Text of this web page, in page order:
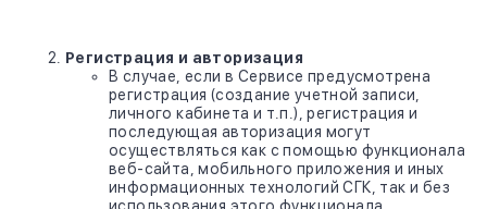
Регистрация и авторизация
В случае, если в Сервисе предусмотрена
регистрация (создание учетной записи,
личного кабинета и т.п.), регистрация и
последующая авторизация могут
осуществляться как с помощью функционала
веб-сайта, мобильного приложения и иных
информационных технологий СГК, так и без